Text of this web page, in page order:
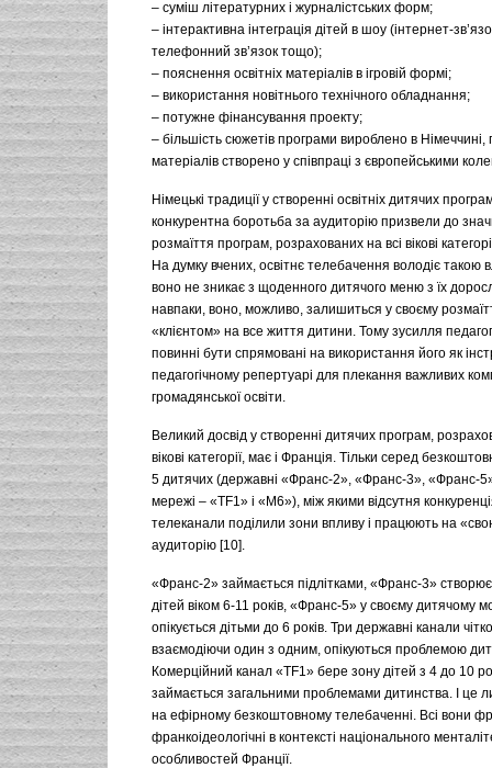
– суміш літературних і журналістських форм;
– інтерактивна інтеграція дітей в шоу (інтернет-
телефонний зв’язок тощо);
– пояснення освітніх матеріалів в ігровій формі;
– використання новітнього технічного обладнання;
– потужне фінансування проекту;
– більшість сюжетів програми вироблено в
матеріалів створено у співпраці з європейськими
Німецькі традиції у створенні освітніх дитячих
конкурентна боротьба за аудиторію призвели до
розмаїття програм, розрахованих на всі вікові
На думку вчених, освітнє телебачення володіє такою
воно не зникає з щоденного дитячого меню з їх
навпаки, воно, можливо, залишиться у своєму
«клієнтом» на все життя дитини. Тому зусилля
повинні бути спрямовані на використання його як
педагогічному репертуарі для плекання важливих
громадянської освіти.
Великий досвід у створенні дитячих програм,
вікові категорії, має і Франція. Тільки серед
5 дитячих (державні «Франс-2», «Франс-3», «Франс-5»
мережі – «TF1» і «М6»), між якими відсутня
телеканали поділили зони впливу і працюють на
аудиторію [10].
«Франс-2» займається підлітками, «Франс-3»
дітей віком 6-11 років, «Франс-5» у своєму дитячому
опікується дітьми до 6 років. Три державні канали
взаємодіючи один з одним, опікуються проблемою
Комерційний канал «TF1» бере зону дітей з 4 до 10
займається загальними проблемами дитинства. І це
на ефірному безкоштовному телебаченні. Всі вони
франкоідеологічні в контексті національного
особливостей Франції.